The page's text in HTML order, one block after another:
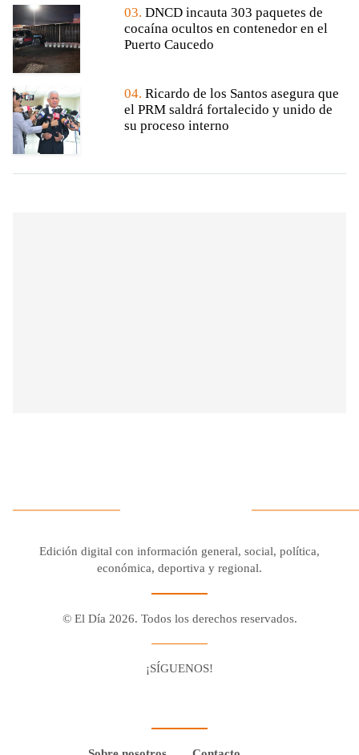
03. DNCD incauta 303 paquetes de
cocaína ocultos en contenedor en el
Puerto Caucedo
04. Ricardo de los Santos asegura que
el PRM saldrá fortalecido y unido de
su proceso interno
Edición digital con información general, social, política,
económica, deportiva y regional.
© El Día 2026. Todos los derechos reservados.
¡SÍGUENOS!